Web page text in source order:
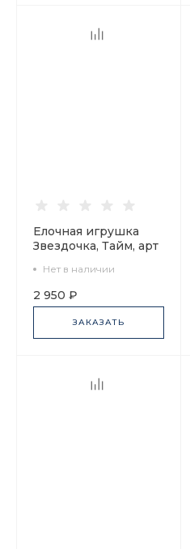
Елочная игрушка
Звездочка, Тайм, арт
Нет в наличии
2 950 ₽
ЗАКАЗАТЬ